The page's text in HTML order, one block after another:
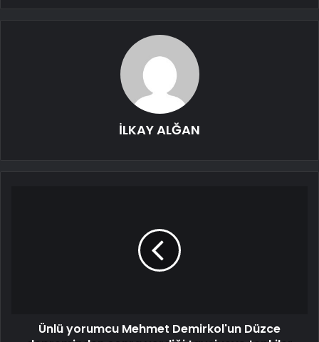
İLKAY ALĞAN
Ünlü yorumcu Mehmet Demirkol'un Düzce